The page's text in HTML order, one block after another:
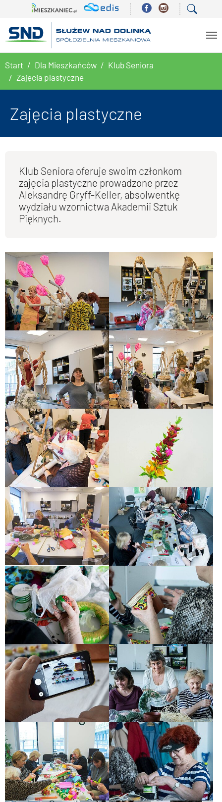
Start Dla Mieszkańców
Klub Seniora
Zajęcia plastyczne
Zajęcia plastyczne
Klub Seniora oferuje swoim członkom
zajęcia plastyczne prowadzone przez
Aleksandrę Gryff-Keller, absolwentkę
wydziału wzornictwa Akademii Sztuk
Pięknych.